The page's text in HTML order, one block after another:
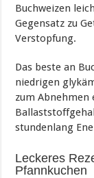
Buchweizen
Gegensatz zu
Verstopfung.
Das beste an
niedrigen
zum Abnehmen
stundenlang
Leckeres
Pfannkuchen